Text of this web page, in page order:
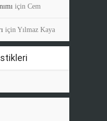
için Cem
için Yılmaz Kaya